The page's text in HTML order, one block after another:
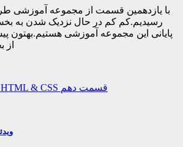
با یازدهمین قسمت از مجموعه آموزشی
پایانی این مجموعه آموزشی هستیم.بهتون